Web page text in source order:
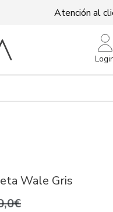
Atención al
Wale Gris